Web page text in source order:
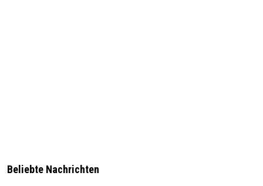
Beliebte Nachrichten